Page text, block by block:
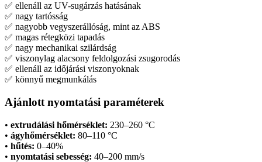
✅ ellenáll az UV-sugárzás hatásának
✅ nagy tartósság
✅ nagyobb vegyszerállóság, mint az ABS
✅ magas rétegközi tapadás
✅ nagy mechanikai szilárdság
✅ viszonylag alacsony feldolgozási zsugorodás
✅ ellenáll az időjárási viszonyoknak
✅ könnyű megmunkálás
Ajánlott nyomtatási paraméterek
• extrudálási hőmérséklet: 230–260 °C
• ágyhőmérséklet: 80–110 °C
• hűtés: 0–40%
• nyomtatási sebesség: 40–200 mm/s